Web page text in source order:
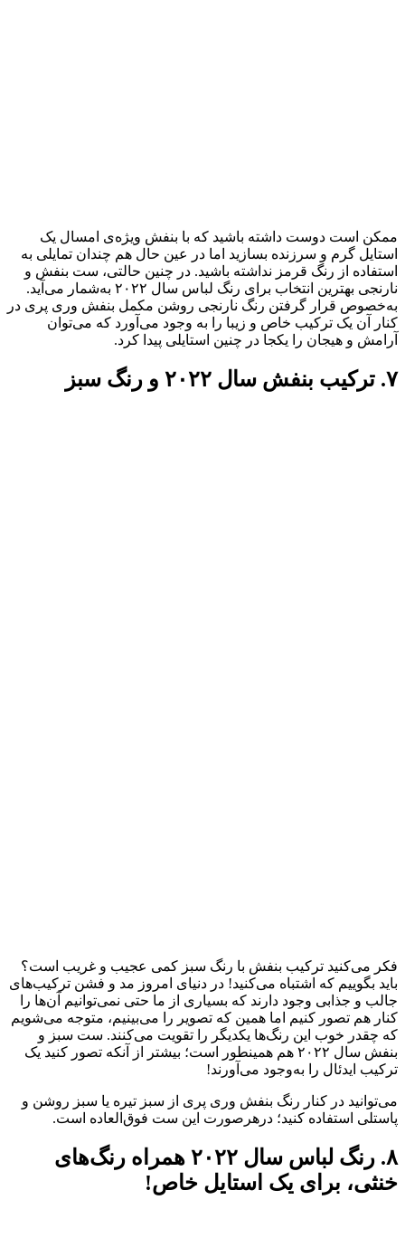
ممکن است دوست داشته باشید که با بنفش ویژه‌ی امسال یک
استایل گرم و سرزنده بسازید اما در عین حال هم چندان تمایلی به
استفاده از رنگ قرمز نداشته باشید. در چنین حالتی، ست بنفش و
نارنجی بهترین انتخاب برای رنگ لباس سال ۲۰۲۲ به‌شمار می‌آید.
به‌خصوص قرار گرفتن رنگ نارنجی روشن مکمل بنفش وری پری در
کنار آن یک ترکیب خاص و زیبا را به وجود می‌آورد که می‌توان
آرامش و هیجان را یکجا در چنین استایلی پیدا کرد.
۷. ترکیب بنفش سال ۲۰۲۲ و رنگ سبز
فکر می‌کنید ترکیب بنفش با رنگ سبز کمی عجیب و غریب است؟
باید بگوییم که اشتباه می‌کنید! در دنیای امروز مد و فشن ترکیب‌های
جالب و جذابی وجود دارند که بسیاری از ما حتی نمی‌توانیم آن‌ها را
کنار هم تصور کنیم اما همین که تصویر را می‌بینیم، متوجه می‌شویم
که چقدر خوب این رنگ‌ها یکدیگر را تقویت می‌کنند. ست سبز و
بنفش سال ۲۰۲۲ هم همینطور است؛ بیشتر از آنکه تصور کنید یک
ترکیب ایدئال را به‌وجود می‌آورند!
می‌توانید در کنار رنگ بنفش وری پری از سبز تیره یا سبز روشن و
پاستلی استفاده کنید؛ درهرصورت این ست فوق‌العاده است.
۸. رنگ لباس سال ۲۰۲۲ همراه رنگ‌های
خنثی، برای یک استایل خاص!